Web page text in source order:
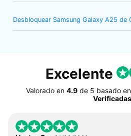
Desbloquear Samsung Galaxy A25 de
Excelente
Valorado en 4.9 de 5 basado en
Verificadas